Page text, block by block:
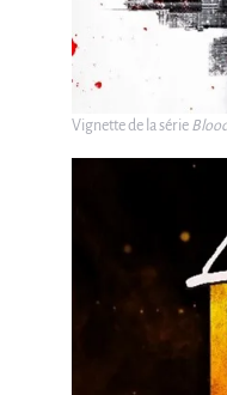
Vignette de la série